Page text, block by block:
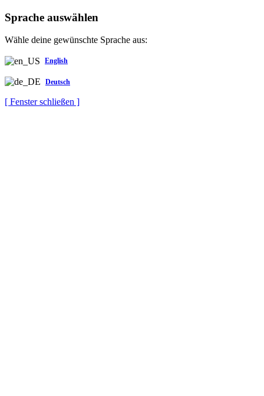
Sprache auswählen
Wähle deine gewünschte Sprache aus:
English
Deutsch
[ Fenster schließen ]